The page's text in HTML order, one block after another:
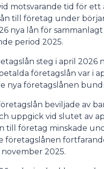
motsvarande tid för ett
till företag under
nya lån för
period 2025.
steg i april 2026
företagslån var i
nya företagslånen
beviljade av
uppgick vid slutet av
till företag minskade
företagslånen
2025.